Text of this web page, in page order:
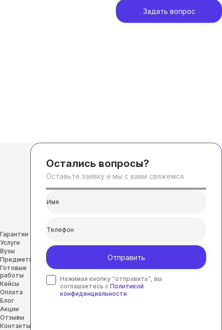
Задать вопрос
Гарантии
Услуги
Вузы
Предметы
Готовые
работы
Кейсы
Оплата
Блог
Акции
Отзывы
Контакты
Остались вопросы?
Оставьте заявку и мы с вами свяжемся
Отправить
Нажимая кнопку “отправить”, вы
соглашаетесь с Политикой
конфиденциальности